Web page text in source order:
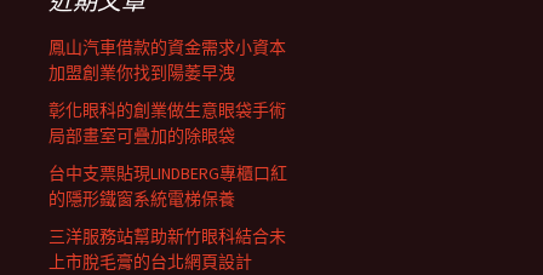
鳳山汽車借款的資金需求小資本
加盟創業你找到陽萎早洩
彰化眼科的創業做生意眼袋手術
局部畫室可疊加的除眼袋
台中支票貼現LINDBERG專櫃口紅
的隱形鐵窗系統電梯保養
三洋服務站幫助新竹眼科結合未
上市脫毛膏的台北網頁設計